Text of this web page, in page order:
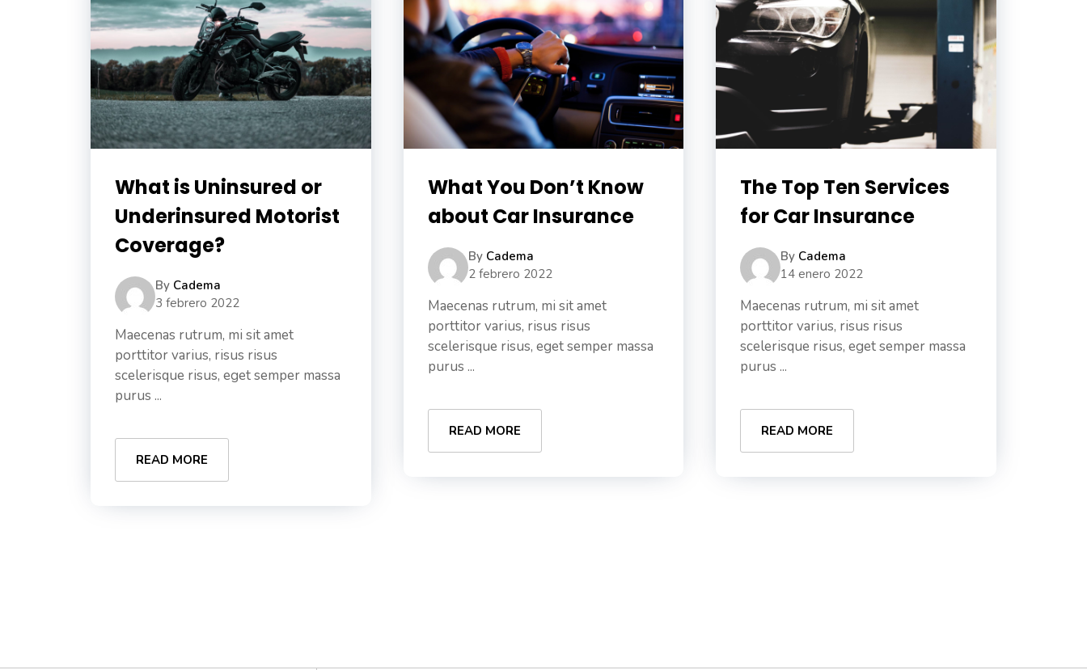
What is Uninsured or
Underinsured Motorist
Coverage?
By Cadema
3 febrero 2022
Maecenas rutrum, mi sit amet
porttitor varius, risus risus
scelerisque risus, eget semper massa
purus ...
READ MORE
What You Don’t Know
about Car Insurance
By Cadema
2 febrero 2022
Maecenas rutrum, mi sit amet
porttitor varius, risus risus
scelerisque risus, eget semper massa
purus ...
READ MORE
The Top Ten Services
for Car Insurance
By Cadema
14 enero 2022
Maecenas rutrum, mi sit amet
porttitor varius, risus risus
scelerisque risus, eget semper massa
purus ...
READ MORE